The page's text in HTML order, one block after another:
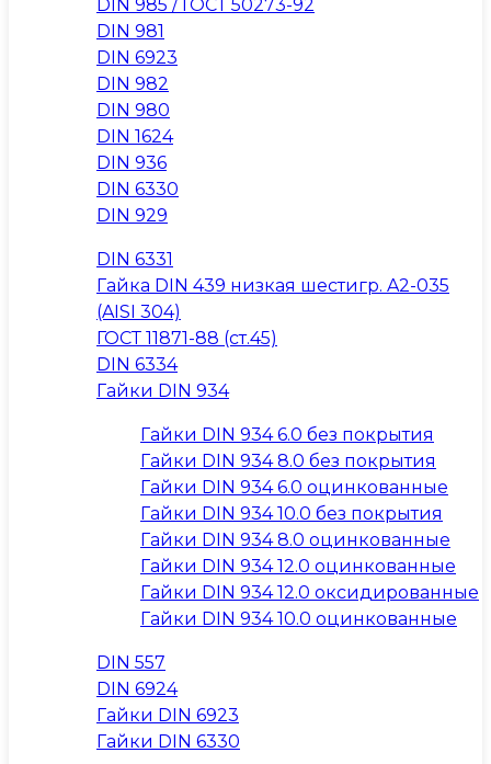
DIN 985 / ГОСТ 50273-92
DIN 981
DIN 6923
DIN 982
DIN 980
DIN 1624
DIN 936
DIN 6330
DIN 929
DIN 6331
Гайка DIN 439 низкая шестигр. A2-035
(AISI 304)
ГОСТ 11871-88 (ст.45)
DIN 6334
Гайки DIN 934
Гайки DIN 934 6.0 без покрытия
Гайки DIN 934 8.0 без покрытия
Гайки DIN 934 6.0 оцинкованные
Гайки DIN 934 10.0 без покрытия
Гайки DIN 934 8.0 оцинкованные
Гайки DIN 934 12.0 оцинкованные
Гайки DIN 934 12.0 оксидированные
Гайки DIN 934 10.0 оцинкованные
DIN 557
DIN 6924
Гайки DIN 6923
Гайки DIN 6330